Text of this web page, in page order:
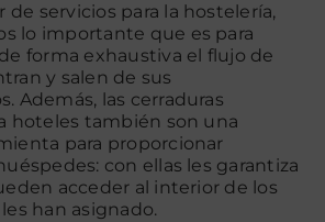
de servicios para la hostelería,
lo importante que es para
forma exhaustiva el flujo de
y salen de sus
Además, las cerraduras
hoteles también son una
para proporcionar
con ellas les garantiza
acceder al interior de los
han asignado.